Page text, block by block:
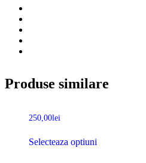
Produse similare
250,00lei
Selecteaza optiuni